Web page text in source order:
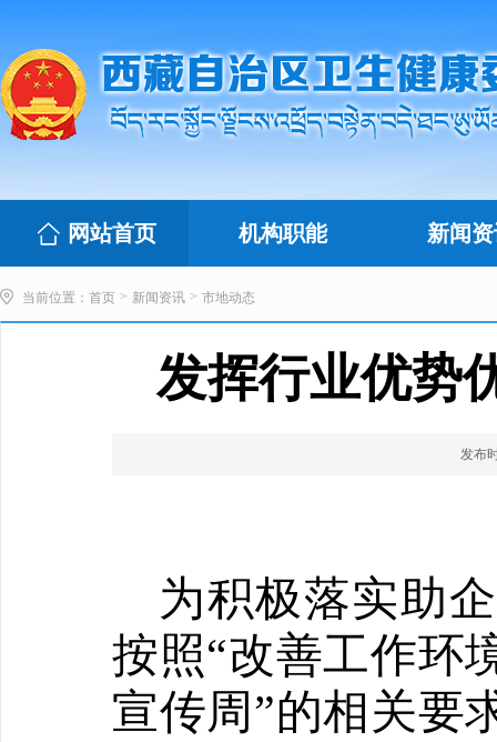
网站首页 机构职能 新闻
当前位置： 首页 > 新闻资讯 > 市地动态
发挥行业优势
发布
为积极落实助
按照“改善工作环
宣传周”的相关要